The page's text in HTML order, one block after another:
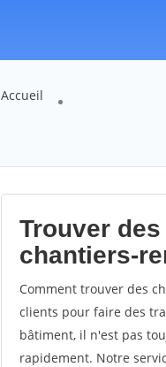
Accueil
Trouver
chantiers-
Comment trouver des
clients pour faire des
bâtiment, il n'est pas
rapidement. Notre